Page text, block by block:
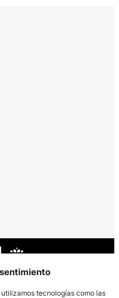
tecnologías como las